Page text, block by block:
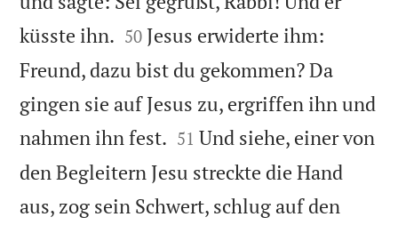
küsste ihn. 

50 Jesus erwiderte ihm:
Freund, dazu bist du gekommen? Da
gingen sie auf Jesus zu, ergriffen ihn und
nahmen ihn fest. 

51 Und siehe, einer von
den Begleitern Jesu streckte die Hand
aus, zog sein Schwert, schlug auf den